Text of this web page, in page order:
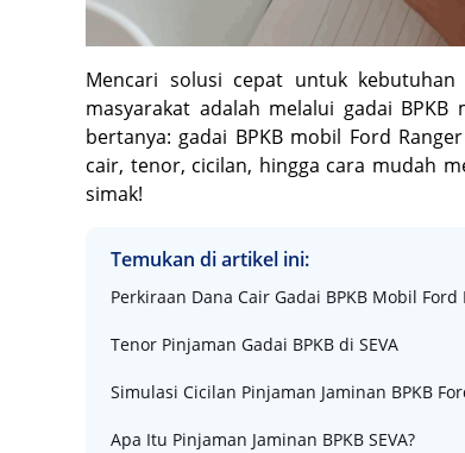
Mencari solusi cepat untuk
masyarakat adalah melalui gadai
bertanya: gadai BPKB mobil Ford
cair, tenor, cicilan, hingga cara mudah
simak!
Temukan di artikel ini:
Perkiraan Dana Cair Gadai BPKB Mobil
Tenor Pinjaman Gadai BPKB di SEVA
Simulasi Cicilan Pinjaman Jaminan BPKB
Apa Itu Pinjaman Jaminan BPKB SEVA?